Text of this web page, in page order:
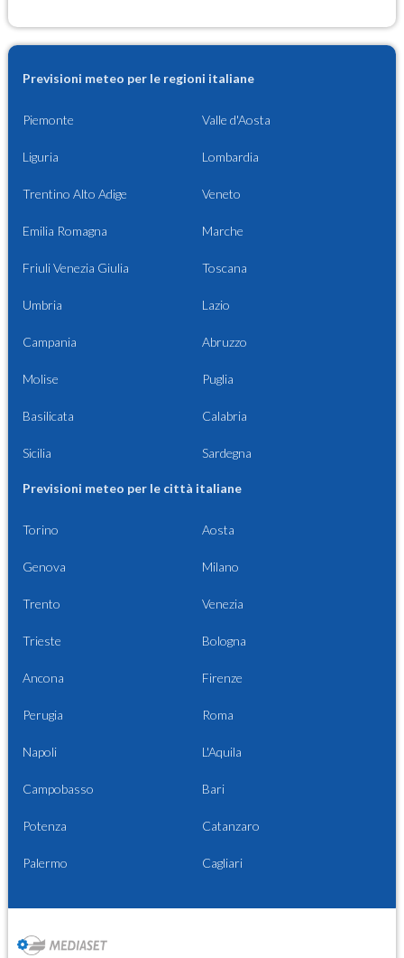
Previsioni meteo per le regioni italiane
Piemonte Valle d'Aosta
Liguria Lombardia
Trentino Alto Adige Veneto
Emilia Romagna Marche
Friuli Venezia Giulia Toscana
Umbria Lazio
Campania Abruzzo
Molise Puglia
Basilicata Calabria
Sicilia Sardegna
Previsioni meteo per le città italiane
Torino Aosta
Genova Milano
Trento Venezia
Trieste Bologna
Ancona Firenze
Perugia Roma
Napoli L'Aquila
Campobasso Bari
Potenza Catanzaro
Palermo Cagliari